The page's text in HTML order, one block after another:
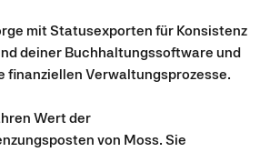
mit Statusexporten für Konsistenz
deiner Buchhaltungssoftware und
finanziellen Verwaltungsprozesse.
Wert der
von Moss. Sie